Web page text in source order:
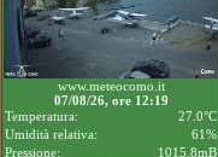
www.meteocomo.it
07/08/26, ore 12:19
Temperatura:
27.0°C
Umidità relativa:
61%
Pressione:
1015.8mB